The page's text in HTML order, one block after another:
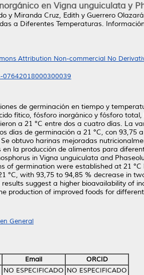
en Vigna unguiculata y
y Miranda Cruz, Edith y Guerrero
a Diferentes Temperaturas.
Attribution Non-commercial No
de germinación en tiempo y
fítico, fósforo inorgánico y fósforo
a 21 °C entre dos a cuatro días. La
días de germinación a 21 °C, con
obtuvo harinas mejoradas
la producción de alimentos para
in Vigna unguiculata and
of germination were established at 21
°C, with 93,75 to 94,85 % decrease in
suggest a higher bioavailability of
production of improved foods for
General
Email
ORCID
NO ESPECIFICADO NO ESPECIFICADO